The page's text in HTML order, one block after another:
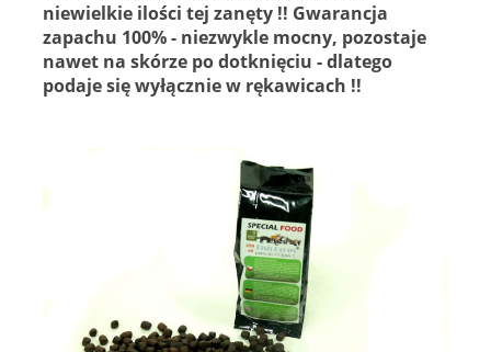
niewielkie ilości tej zanęty !! Gwarancja
zapachu 100% - niezwykle mocny, pozostaje
nawet na skórze po dotknięciu - dlatego
podaje się wyłącznie w rękawicach !!